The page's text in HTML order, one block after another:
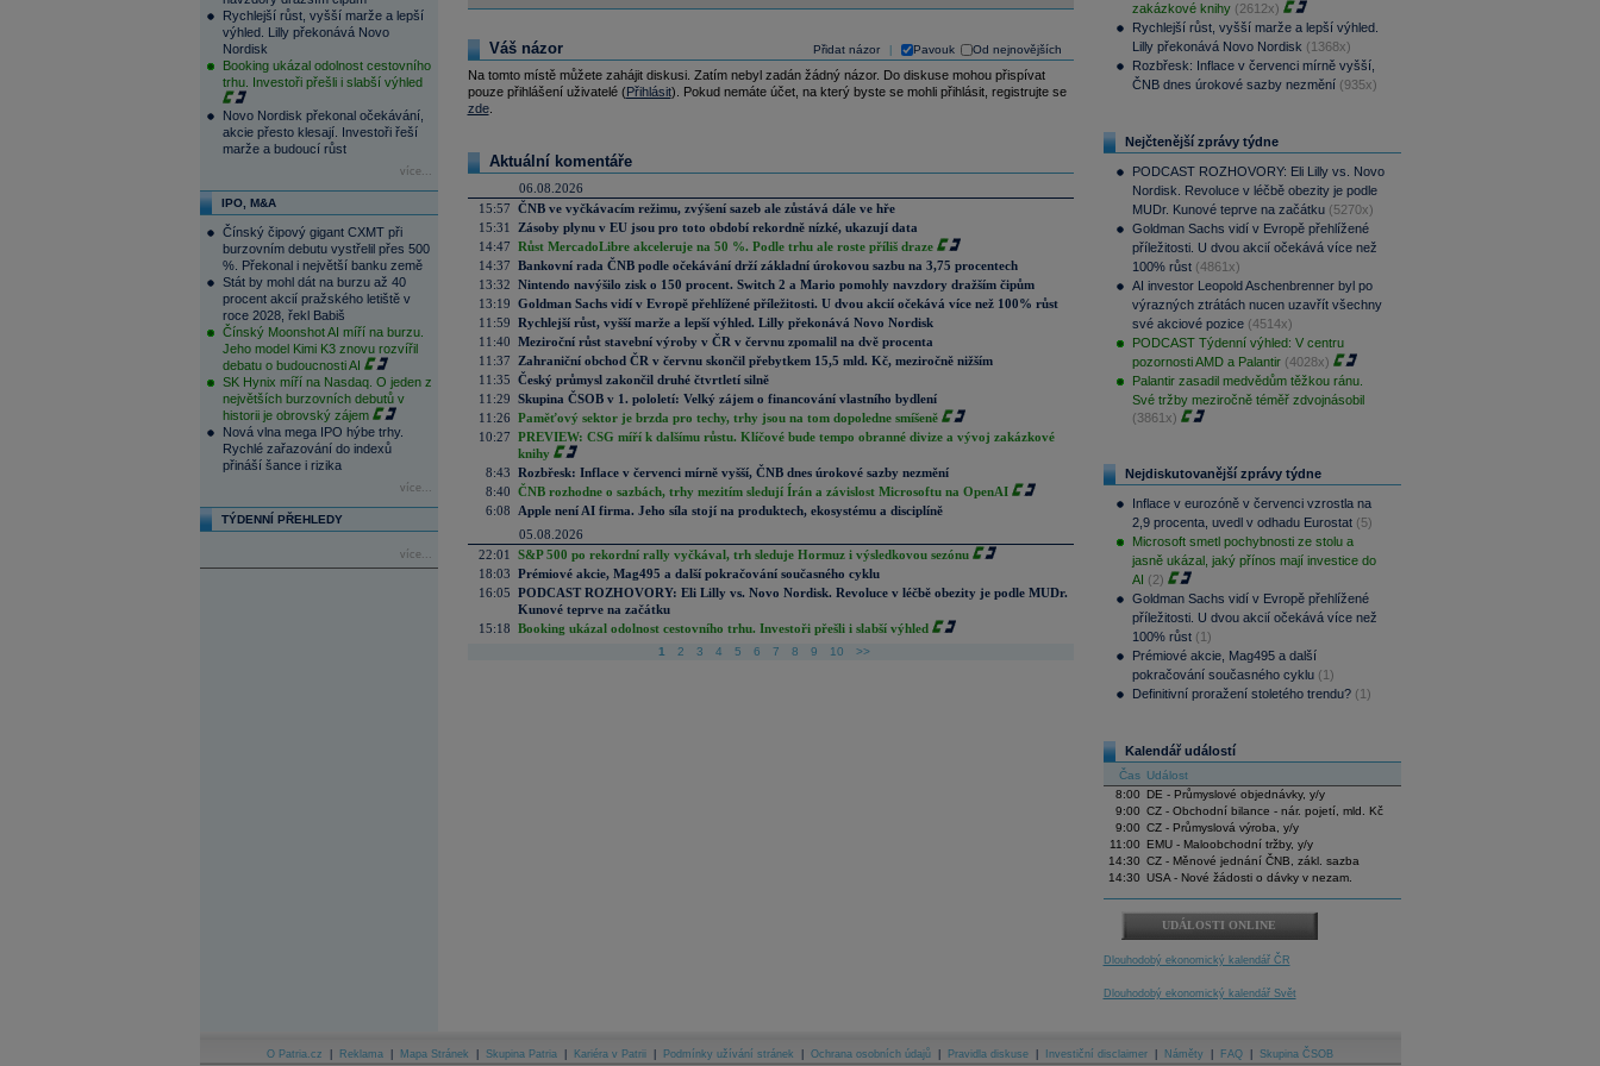
Rychlejší růst, vyšší marže a lepší
výhled. Lilly překonává Novo
Nordisk
Booking ukázal odolnost cestovního
trhu. Investoři přešli i slabší výhled
Novo Nordisk překonal očekávání,
akcie přesto klesají. Investoři řeší
marže a budoucí růst
více...
IPO, M&A
Čínský čipový gigant CXMT při
burzovním debutu vystřelil přes 500
%. Překonal i největší banku země
Stát by mohl dát na burzu až 40
procent akcií pražského letiště v
roce 2028, řekl Babiš
Čínský Moonshot AI míří na burzu.
Jeho model Kimi K3 znovu rozvířil
debatu o budoucnosti AI
SK Hynix míří na Nasdaq. O jeden z
největších burzovních debutů v
historii je obrovský zájem
Nová vlna mega IPO hýbe trhy.
Rychlé zařazování do indexů
přináší šance i rizika
více...
TÝDENNÍ PŘEHLEDY
více...
Přidat názor Pavouk Od nejnovějších
Váš názor
Na tomto místě můžete zahájit diskusi. Zatím nebyl zadán žádný názor. Do diskuse mohou přispívat
pouze přihlášení uživatelé (Přihlásit). Pokud nemáte účet, na který byste se mohli přihlásit, registrujte se
zde.
Aktuální komentáře
06.08.2026
15:57 ČNB ve vyčkávacím režimu, zvýšení sazeb ale zůstává dále ve hře
15:31
Zásoby plynu v EU jsou pro toto období rekordně nízké, ukazují data
14:47 Růst MercadoLibre akceleruje na 50 %. Podle trhu ale roste příliš draze
14:37 Bankovní rada ČNB podle očekávání drží základní úrokovou sazbu na 3,75 procentech
13:32 Nintendo navýšilo zisk o 150 procent. Switch 2 a Mario pomohly navzdory dražším čipům
13:19 Goldman Sachs vidí v Evropě přehlížené příležitosti. U dvou akcií očekává více než 100% růst
11:59 Rychlejší růst, vyšší marže a lepší výhled. Lilly překonává Novo Nordisk
11:40 Meziroční růst stavební výroby v ČR v červnu zpomalil na dvě procenta
11:37
Zahraniční obchod ČR v červnu skončil přebytkem 15,5 mld. Kč, meziročně nižším
11:35 Český průmysl zakončil druhé čtvrtletí silně
11:29 Skupina ČSOB v 1. pololetí: Velký zájem o financování vlastního bydlení
11:26 Paměťový sektor je brzda pro techy, trhy jsou na tom dopoledne smíšeně
10:27 PREVIEW: CSG míří k dalšímu růstu. Klíčové bude tempo obranné divize a vývoj zakázkové
knihy
8:43 Rozbřesk: Inflace v červenci mírně vyšší, ČNB dnes úrokové sazby nezmění
8:40 ČNB rozhodne o sazbách, trhy mezitím sledují Írán a závislost Microsoftu na OpenAI
6:08
Apple není AI firma. Jeho síla stojí na produktech, ekosystému a disciplíně
05.08.2026
22:01
S&P 500 po rekordní rally vyčkával, trh sleduje Hormuz i výsledkovou sezónu
18:03 Prémiové akcie, Mag495 a další pokračování současného cyklu
16:05 PODCAST ROZHOVORY: Eli Lilly vs. Novo Nordisk. Revoluce v léčbě obezity je podle MUDr.
Kunové teprve na začátku
15:18 Booking ukázal odolnost cestovního trhu. Investoři přešli i slabší výhled
1 2 3 4 5 6 7 8 9 10 >>
zakázkové knihy (2612x)
Rychlejší růst, vyšší marže a lepší výhled.
Lilly překonává Novo Nordisk (1368x)
Rozbřesk: Inflace v červenci mírně vyšší,
ČNB dnes úrokové sazby nezmění (935x)
Nejčtenější zprávy týdne
PODCAST ROZHOVORY: Eli Lilly vs. Novo
Nordisk. Revoluce v léčbě obezity je podle
MUDr. Kunové teprve na začátku (5270x)
Goldman Sachs vidí v Evropě přehlížené
příležitosti. U dvou akcií očekává více než
100% růst (4861x)
AI investor Leopold Aschenbrenner byl po
výrazných ztrátách nucen uzavřít všechny
své akciové pozice (4514x)
PODCAST Týdenní výhled: V centru
pozornosti AMD a Palantir (4028x)
Palantir zasadil medvědům těžkou ránu.
Své tržby meziročně téměř zdvojnásobil
(3861x)
Nejdiskutovanější zprávy týdne
Inflace v eurozóně v červenci vzrostla na
2,9 procenta, uvedl v odhadu Eurostat (5)
Microsoft smetl pochybnosti ze stolu a
jasně ukázal, jaký přínos mají investice do
AI (2)
Goldman Sachs vidí v Evropě přehlížené
příležitosti. U dvou akcií očekává více než
100% růst (1)
Prémiové akcie, Mag495 a další
pokračování současného cyklu (1)
Definitivní proražení stoletého trendu? (1)
Kalendář událostí
Čas Událost
8:00
DE - Průmyslové objednávky, y/y
9:00 CZ - Obchodní bilance - nár. pojetí, mld. Kč
9:00 CZ - Průmyslová výroba, y/y
11:00
EMU - Maloobchodní tržby, y/y
14:30 CZ - Měnové jednání ČNB, zákl. sazba
14:30 USA - Nové žádosti o dávky v nezam.
UDÁLOSTI ONLINE
Dlouhodobý ekonomický kalendář ČR
Dlouhodobý ekonomický kalendář Svět
O Patria.cz Reklama Mapa Stránek Skupina Patria Kariéra v Patrii Podmínky užívání stránek Ochrana osobních údajů Pravidla diskuse Investiční disclaimer Náměty FAQ Skupina ČSOB